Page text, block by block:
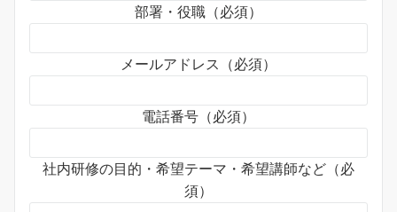
部署・役職（必須）
メールアドレス（必須）
電話番号（必須）
社内研修の目的・希望テーマ・希望講師など（必
須）